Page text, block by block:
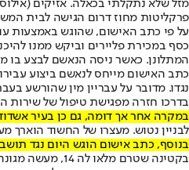
מזל שלא נתקלתי בכאלה. אזיקים
פרקליטות מחוז דרום הגישה לבית המשפט המחוזי בבאר שבע כתב אישום נגד לירן
על פי כתב האישום, שהוגש באמצעות
כסף במכירת פליירים וביקש ממנו
המתלונן. כאשר ניסה הנאשם לבצע בו
כתב האישום מייחס לנאשם ביצוע
בדרכו חזרה מפגישת טיפול של שירות
במקרה אחר אך דומה, גם כן בעיר אשדוד, תושב העיר כבן 19 נעצר בתחילת השבוע
לבניין נטוש. מעצרו של החשוד הוארך
בנוסף, כתב אישום הוגש היום נגד תושב אלעד בן 61 בגין מעשים מגונים בשתי
בקטינה שטרם מלאו לה 14, מעשה מגונה לשם גירוי, סיפוק, או ביזוי מיני.